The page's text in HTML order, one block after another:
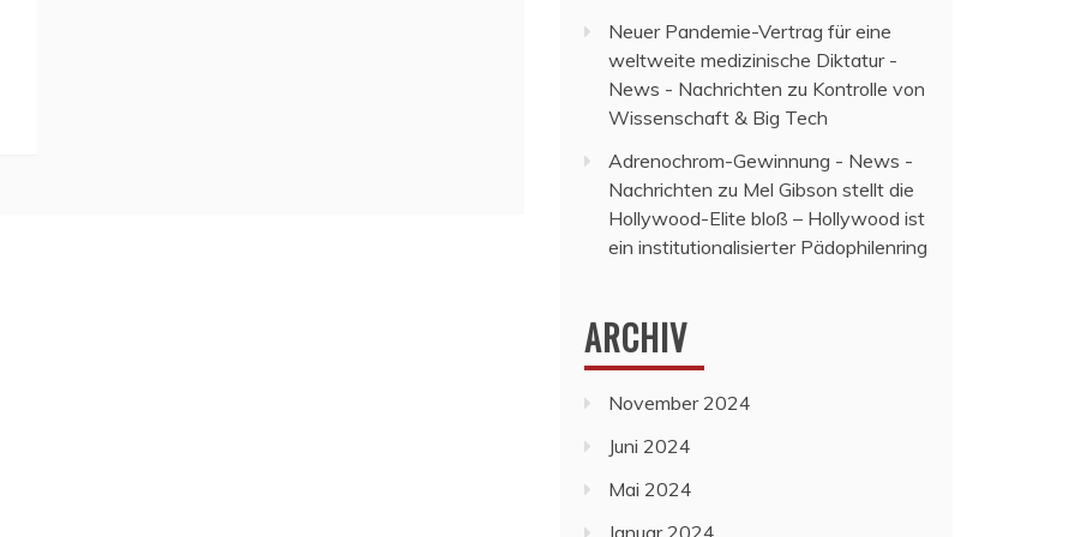
Neuer Pandemie-Vertrag für eine
weltweite medizinische Diktatur -
News - Nachrichten zu Kontrolle von
Wissenschaft & Big Tech
Adrenochrom-Gewinnung - News -
Nachrichten zu Mel Gibson stellt die
Hollywood-Elite bloß – Hollywood ist
ein institutionalisierter Pädophilenring
ARCHIV
November 2024
Juni 2024
Mai 2024
Januar 2024